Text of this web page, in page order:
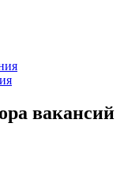
вакансий